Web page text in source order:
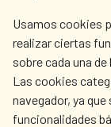
Usamos cookies
realizar ciertas
sobre cada una
Las cookies
navegador, ya
funcionalidades
AECID
SPANISH
ACTION